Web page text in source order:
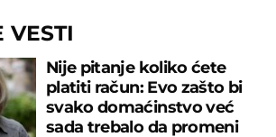
VESTI
Nije pitanje koliko ćete
platiti račun: Evo zašto bi
svako domaćinstvo već
sada trebalo da promeni